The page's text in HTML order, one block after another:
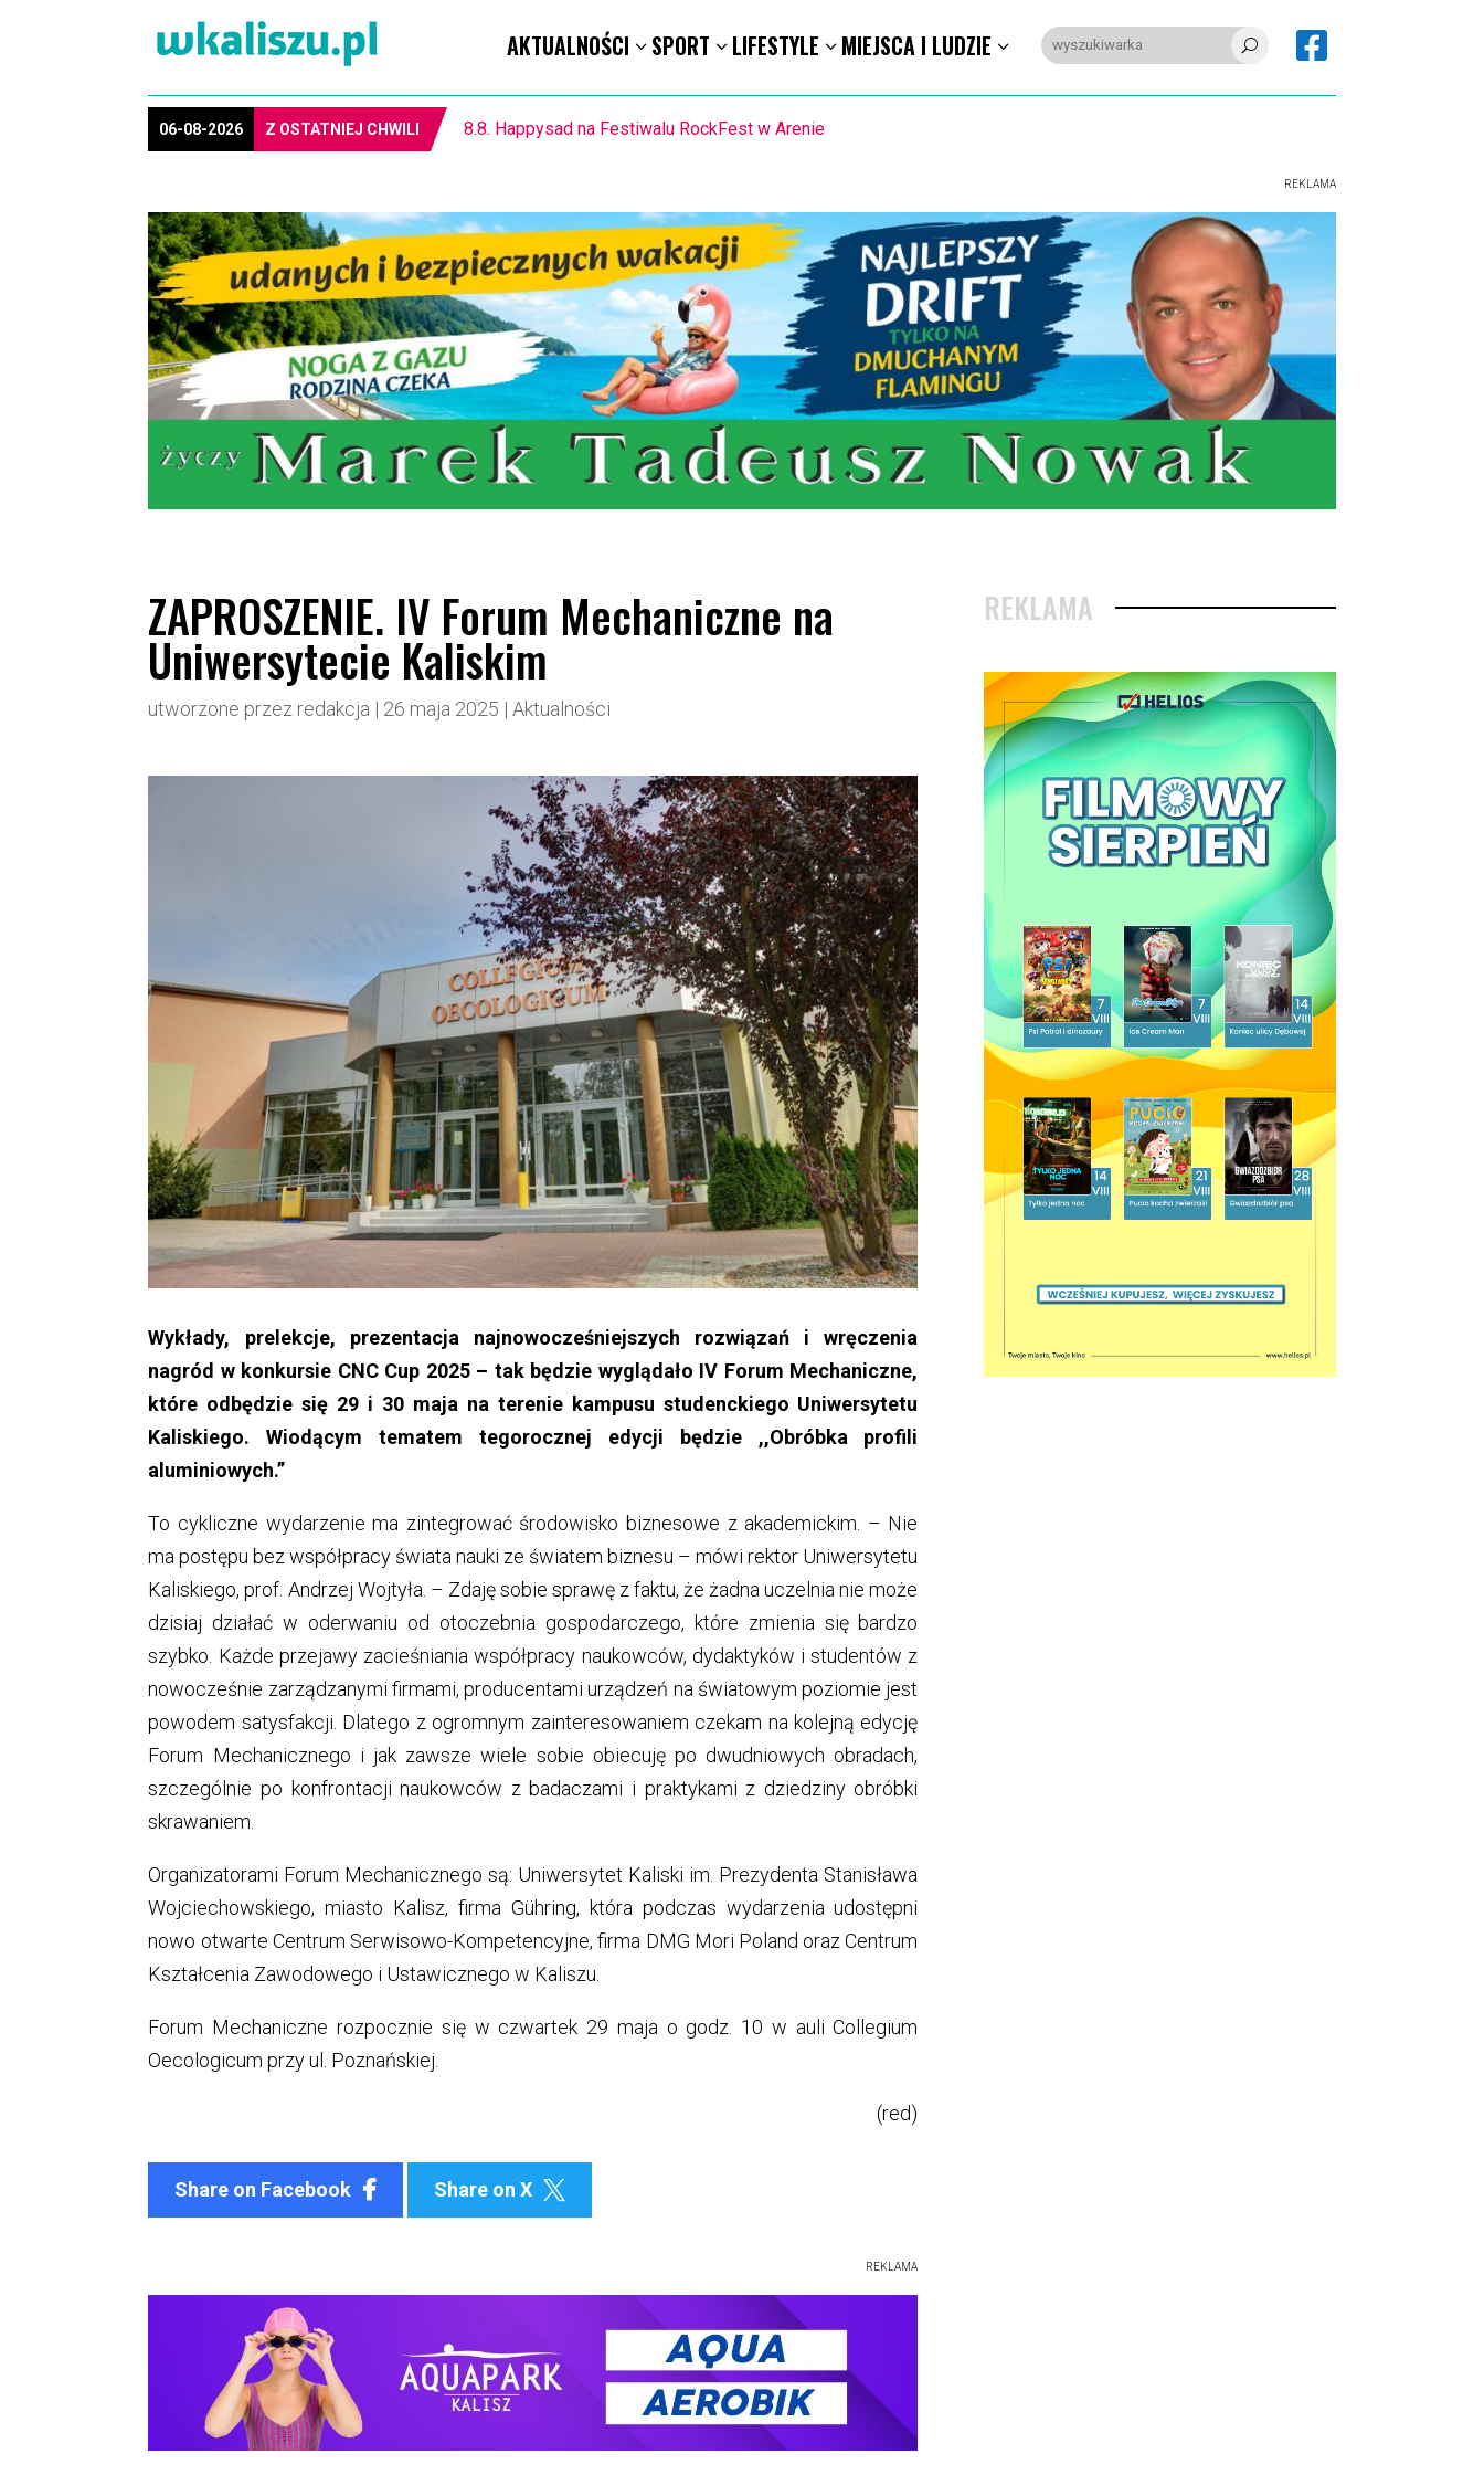
AKTUALNOŚCI SPORT LIFESTYLE MIEJSCA I LUDZIE U 
06-08-2026 Z OSTATNIEJ CHWILI REGION. Mołdawska współpraca Powiatu Kaliskiego
REKLAMA
ZAPROSZENIE. IV Forum Mechaniczne na
Uniwersytecie Kaliskim
utworzone przez redakcja | 26 maja 2025 |Aktualności
Wykłady, prelekcje, prezentacja najnowocześniejszych rozwiązań i wręczenia
nagród w konkursie CNC Cup 2025 – tak będzie wyglądało IV Forum Mechaniczne,
które odbędzie się 29 i 30 maja na terenie kampusu studenckiego Uniwersytetu
Kaliskiego.
Wiodącym tematem tegorocznej edycji będzie ,,Obróbka profili
aluminiowych.”
To cykliczne wydarzenie ma zintegrować środowisko biznesowe z akademickim. – Nie
ma postępu bez współpracy świata nauki ze światem biznesu – mówi rektor Uniwersytetu
Kaliskiego, prof. Andrzej Wojtyła. – Zdaję sobie sprawę z faktu, że żadna uczelnia nie może
dzisiaj działać w oderwaniu od otoczebnia gospodarczego, które zmienia się bardzo
szybko. Każde przejawy zacieśniania współpracy naukowców, dydaktyków i studentów z
nowocześnie zarządzanymi firmami, producentami urządzeń na światowym poziomie jest
powodem satysfakcji. Dlatego z ogromnym zainteresowaniem czekam na kolejną edycję
Forum Mechanicznego i jak zawsze wiele sobie obiecuję po dwudniowych obradach,
szczególnie po konfrontacji naukowców z badaczami i praktykami z dziedziny obróbki
skrawaniem.
Organizatorami Forum Mechanicznego są: Uniwersytet Kaliski im. Prezydenta Stanisława
Wojciechowskiego, miasto Kalisz, firma Gühring, która podczas wydarzenia udostępni
nowo otwarte Centrum Serwisowo-Kompetencyjne, firma DMG Mori Poland oraz Centrum
Kształcenia Zawodowego i Ustawicznego w Kaliszu.
Forum Mechaniczne rozpocznie się w czwartek 29 maja o godz. 10 w auli Collegium
Oecologicum przy ul. Poznańskiej.
(red)
Share on Facebook Share on X 
REKLAMA
REKLAMA